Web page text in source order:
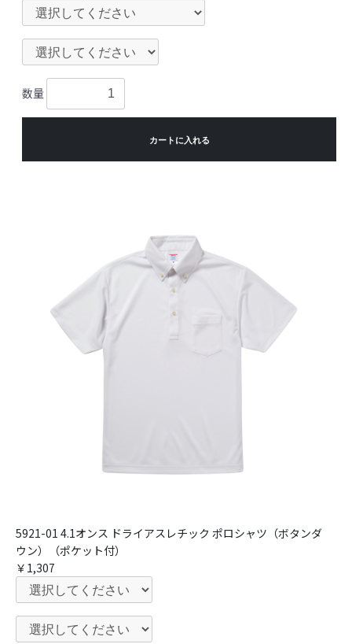
数量
カートに入れる
5921-01 4.1オンス ドライアスレチック ポロシャツ（ボタンダ
ウン）（ポケット付）
￥1,307